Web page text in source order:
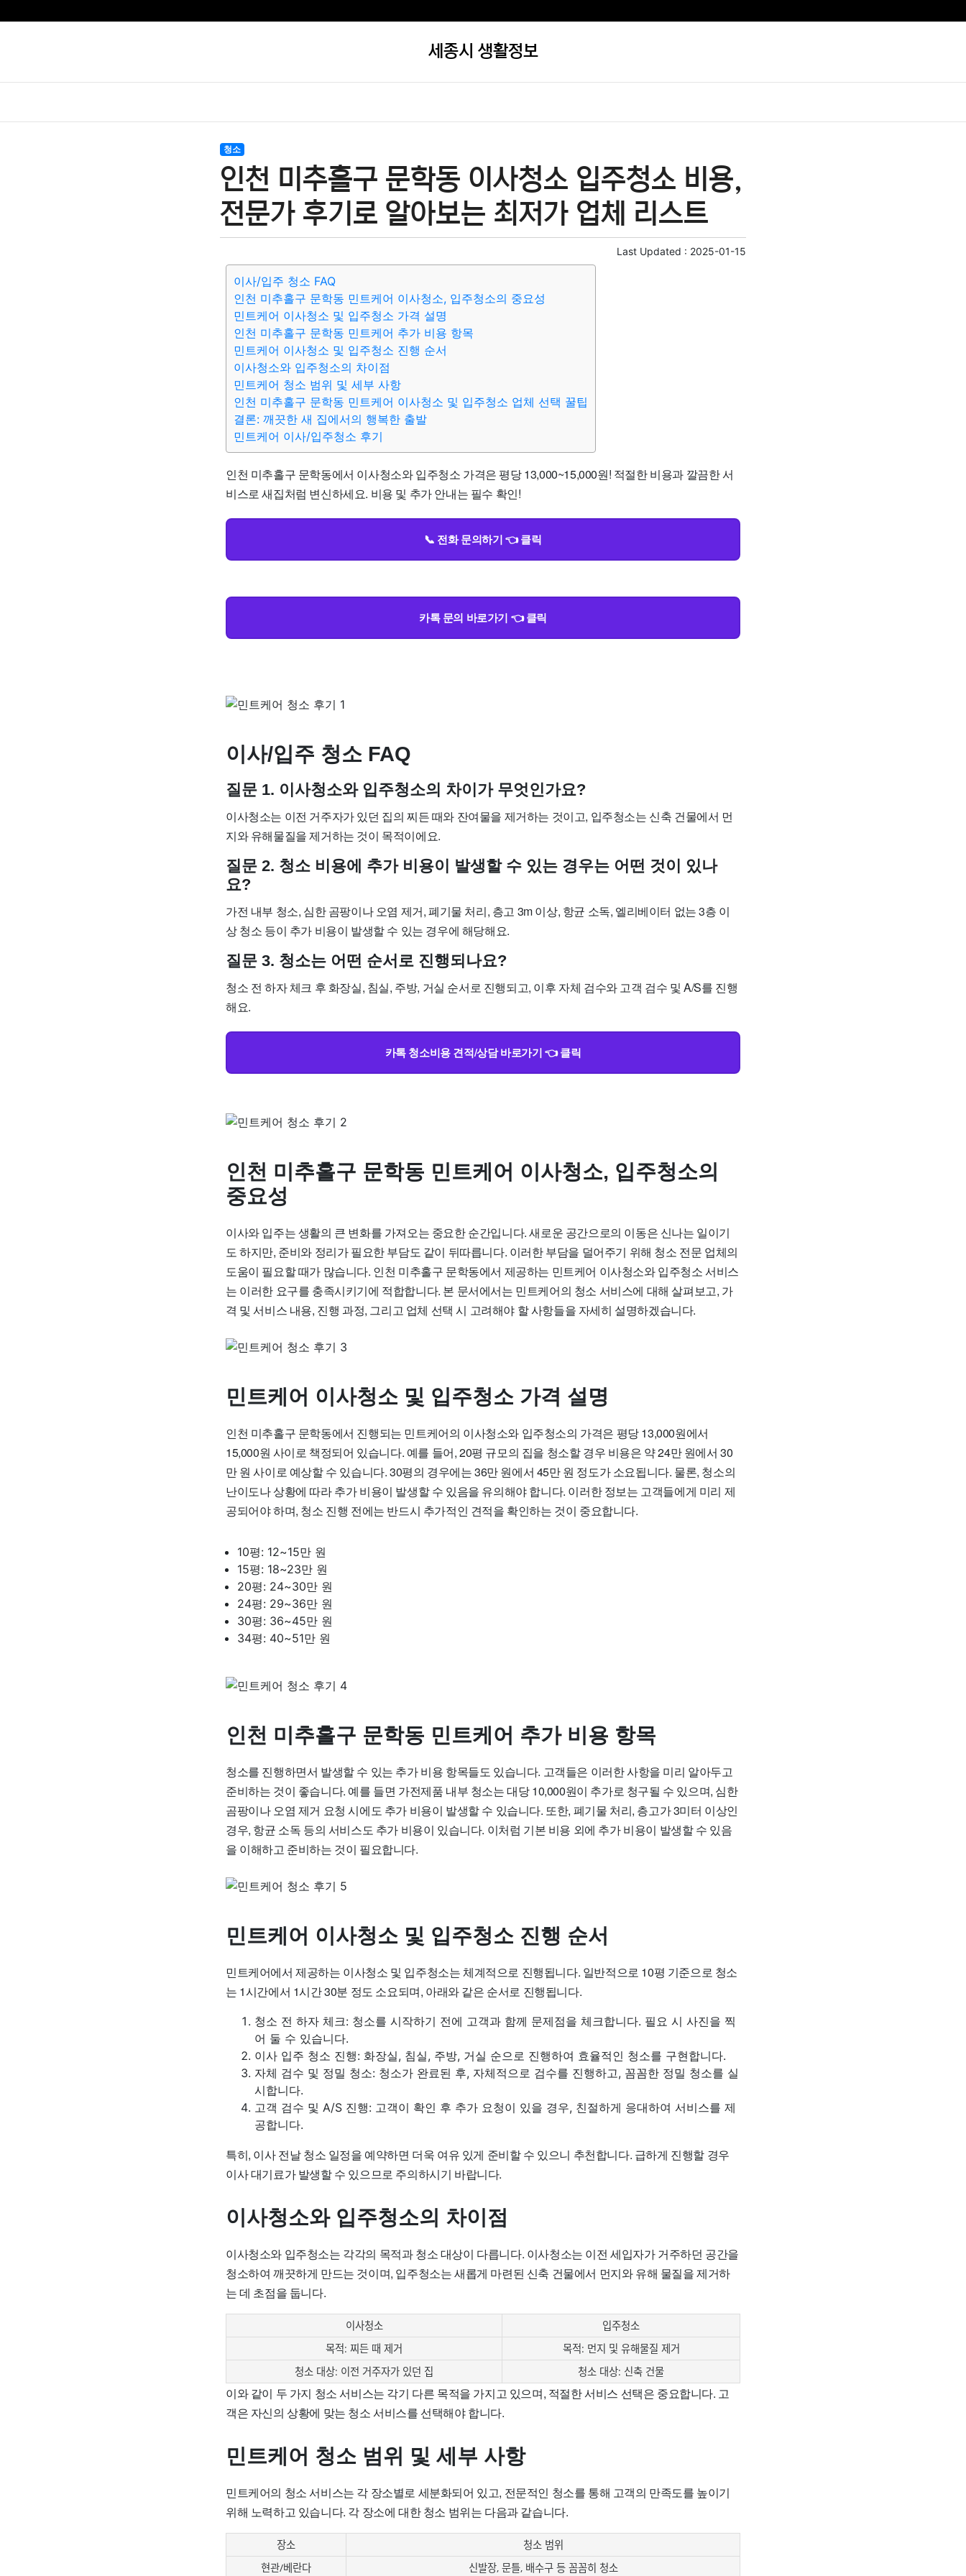
세종시 생활정보
청소
인천 미추홀구 문학동 이사청소 입주청소 비용,
전문가 후기로 알아보는 최저가 업체 리스트
Last Updated : 2025-01-15
이사/입주 청소 FAQ
인천 미추홀구 문학동 민트케어 이사청소, 입주청소의 중요성
민트케어 이사청소 및 입주청소 가격 설명
인천 미추홀구 문학동 민트케어 추가 비용 항목
민트케어 이사청소 및 입주청소 진행 순서
이사청소와 입주청소의 차이점
민트케어 청소 범위 및 세부 사항
인천 미추홀구 문학동 민트케어 이사청소 및 입주청소 업체 선택 꿀팁
결론: 깨끗한 새 집에서의 행복한 출발
민트케어 이사/입주청소 후기
인천 미추홀구 문학동에서 이사청소와 입주청소 가격은 평당 13,000~15,000원! 적절한 비용과 깔끔한 서
비스로 새집처럼 변신하세요. 비용 및 추가 안내는 필수 확인!
📞 전화 문의하기 👈 클릭
카톡 문의 바로가기 👈 클릭
이사/입주 청소 FAQ
질문 1. 이사청소와 입주청소의 차이가 무엇인가요?
이사청소는 이전 거주자가 있던 집의 찌든 때와 잔여물을 제거하는 것이고, 입주청소는 신축 건물에서 먼
지와 유해물질을 제거하는 것이 목적이에요.
질문 2. 청소 비용에 추가 비용이 발생할 수 있는 경우는 어떤 것이 있나
요?
가전 내부 청소, 심한 곰팡이나 오염 제거, 폐기물 처리, 층고 3m 이상, 항균 소독, 엘리베이터 없는 3층 이
상 청소 등이 추가 비용이 발생할 수 있는 경우에 해당해요.
질문 3. 청소는 어떤 순서로 진행되나요?
청소 전 하자 체크 후 화장실, 침실, 주방, 거실 순서로 진행되고, 이후 자체 검수와 고객 검수 및 A/S를 진행
해요.
카톡 청소비용 견적/상담 바로가기 👈 클릭
인천 미추홀구 문학동 민트케어 이사청소, 입주청소의
중요성
이사와 입주는 생활의 큰 변화를 가져오는 중요한 순간입니다. 새로운 공간으로의 이동은 신나는 일이기
도 하지만, 준비와 정리가 필요한 부담도 같이 뒤따릅니다. 이러한 부담을 덜어주기 위해 청소 전문 업체의
도움이 필요할 때가 많습니다. 인천 미추홀구 문학동에서 제공하는 민트케어 이사청소와 입주청소 서비스
는 이러한 요구를 충족시키기에 적합합니다. 본 문서에서는 민트케어의 청소 서비스에 대해 살펴보고, 가
격 및 서비스 내용, 진행 과정, 그리고 업체 선택 시 고려해야 할 사항들을 자세히 설명하겠습니다.
민트케어 이사청소 및 입주청소 가격 설명
인천 미추홀구 문학동에서 진행되는 민트케어의 이사청소와 입주청소의 가격은 평당 13,000원에서
15,000원 사이로 책정되어 있습니다. 예를 들어, 20평 규모의 집을 청소할 경우 비용은 약 24만 원에서 30
만 원 사이로 예상할 수 있습니다. 30평의 경우에는 36만 원에서 45만 원 정도가 소요됩니다. 물론, 청소의
난이도나 상황에 따라 추가 비용이 발생할 수 있음을 유의해야 합니다. 이러한 정보는 고객들에게 미리 제
공되어야 하며, 청소 진행 전에는 반드시 추가적인 견적을 확인하는 것이 중요합니다.
10평: 12~15만 원
15평: 18~23만 원
20평: 24~30만 원
24평: 29~36만 원
30평: 36~45만 원
34평: 40~51만 원
인천 미추홀구 문학동 민트케어 추가 비용 항목
청소를 진행하면서 발생할 수 있는 추가 비용 항목들도 있습니다. 고객들은 이러한 사항을 미리 알아두고
준비하는 것이 좋습니다. 예를 들면 가전제품 내부 청소는 대당 10,000원이 추가로 청구될 수 있으며, 심한
곰팡이나 오염 제거 요청 시에도 추가 비용이 발생할 수 있습니다. 또한, 폐기물 처리, 층고가 3미터 이상인
경우, 항균 소독 등의 서비스도 추가 비용이 있습니다. 이처럼 기본 비용 외에 추가 비용이 발생할 수 있음
을 이해하고 준비하는 것이 필요합니다.
민트케어 이사청소 및 입주청소 진행 순서
민트케어에서 제공하는 이사청소 및 입주청소는 체계적으로 진행됩니다. 일반적으로 10평 기준으로 청소
는 1시간에서 1시간 30분 정도 소요되며, 아래와 같은 순서로 진행됩니다.
청소 전 하자 체크: 청소를 시작하기 전에 고객과 함께 문제점을 체크합니다. 필요 시 사진을 찍
어 둘 수 있습니다.
이사 입주 청소 진행: 화장실, 침실, 주방, 거실 순으로 진행하여 효율적인 청소를 구현합니다.
자체 검수 및 정밀 청소: 청소가 완료된 후, 자체적으로 검수를 진행하고, 꼼꼼한 정밀 청소를 실
시합니다.
고객 검수 및 A/S 진행: 고객이 확인 후 추가 요청이 있을 경우, 친절하게 응대하여 서비스를 제
공합니다.
특히, 이사 전날 청소 일정을 예약하면 더욱 여유 있게 준비할 수 있으니 추천합니다. 급하게 진행할 경우
이사 대기료가 발생할 수 있으므로 주의하시기 바랍니다.
이사청소와 입주청소의 차이점
이사청소와 입주청소는 각각의 목적과 청소 대상이 다릅니다. 이사청소는 이전 세입자가 거주하던 공간을
청소하여 깨끗하게 만드는 것이며, 입주청소는 새롭게 마련된 신축 건물에서 먼지와 유해 물질을 제거하
는 데 초점을 둡니다.
이사청소
입주청소
목적: 찌든 때 제거
목적: 먼지 및 유해물질 제거
청소 대상: 이전 거주자가 있던 집
청소 대상: 신축 건물
이와 같이 두 가지 청소 서비스는 각기 다른 목적을 가지고 있으며, 적절한 서비스 선택은 중요합니다. 고
객은 자신의 상황에 맞는 청소 서비스를 선택해야 합니다.
민트케어 청소 범위 및 세부 사항
민트케어의 청소 서비스는 각 장소별로 세분화되어 있고, 전문적인 청소를 통해 고객의 만족도를 높이기
위해 노력하고 있습니다. 각 장소에 대한 청소 범위는 다음과 같습니다.
장소
청소 범위
현관/베란다
신발장, 문틀, 배수구 등 꼼꼼히 청소